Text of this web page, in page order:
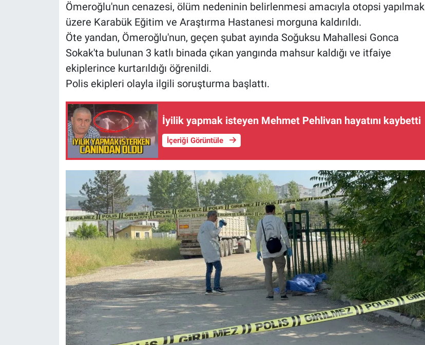
Ömeroğlu'nun cenazesi, ölüm nedeninin belirlenmesi amacıyla otopsi yapılmak
üzere Karabük Eğitim ve Araştırma Hastanesi morguna kaldırıldı.
Öte yandan, Ömeroğlu'nun, geçen şubat ayında Soğuksu Mahallesi Gonca
Sokak'ta bulunan 3 katlı binada çıkan yangında mahsur kaldığı ve itfaiye
ekiplerince kurtarıldığı öğrenildi.
Polis ekipleri olayla ilgili soruşturma başlattı.
İyilik yapmak isteyen Mehmet Pehlivan hayatını kaybetti
İçeriği Görüntüle